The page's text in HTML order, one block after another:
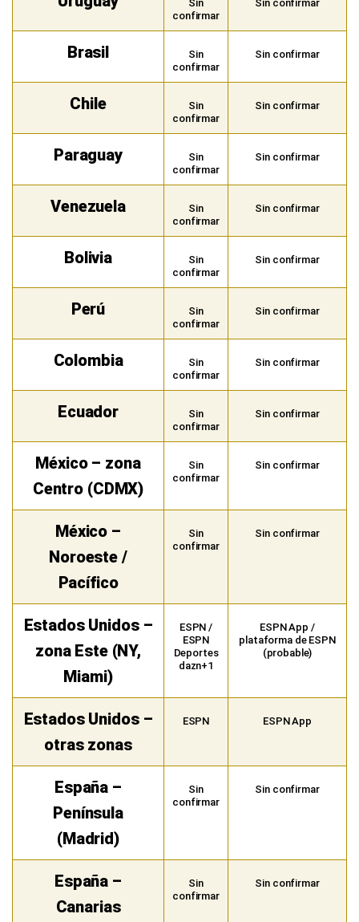
Sin
confirmar
Sin confirmar
Brasil
Sin
confirmar
Sin confirmar
Chile
Sin
confirmar
Sin confirmar
Paraguay
Sin
confirmar
Sin confirmar
Venezuela
Sin
confirmar
Sin confirmar
Bolivia
Sin
confirmar
Sin confirmar
Perú
Sin
confirmar
Sin confirmar
Colombia
Sin
confirmar
Sin confirmar
Ecuador
Sin
confirmar
Sin confirmar
México – zona
Centro (CDMX)
Sin
confirmar
Sin confirmar
México –
Noroeste /
Pacífico
Sin
confirmar
Sin confirmar
Estados Unidos –
zona Este (NY,
Miami)
ESPN /
ESPN
Deportes
dazn+1
ESPN App /
plataforma de ESPN
(probable)
Estados Unidos –
otras zonas
ESPN ESPN App
España –
Península
(Madrid)
Sin
confirmar
Sin confirmar
España –
Canarias
Sin
confirmar
Sin confirmar